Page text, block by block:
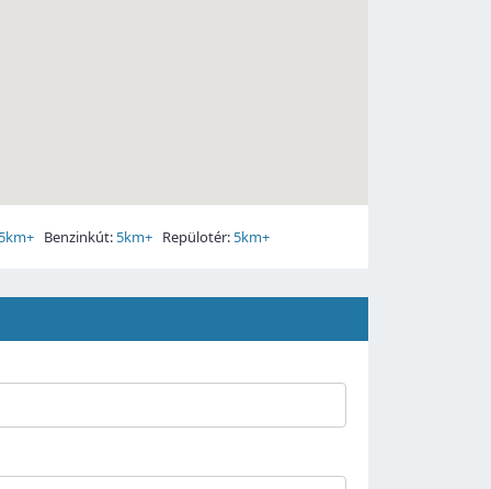
5km+ Benzinkút: 5km+ Repülotér: 5km+